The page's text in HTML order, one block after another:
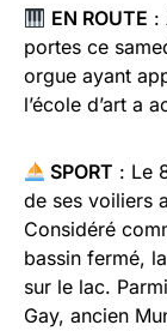
EN ROUTE :
portes ce
orgue ayant
l’école d’art a
SPORT : Le
de ses voiliers
Considéré
bassin fermé,
sur le lac.
Gay, ancien